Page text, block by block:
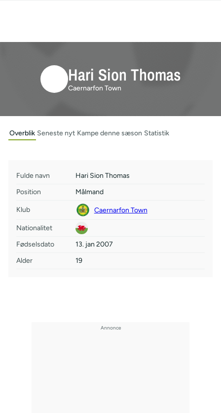
Hari Sion Thomas
Caernarfon Town
Overblik Seneste nyt Kampe denne sæson Statistik
Fulde navn
Hari Sion Thomas
Position
Målmand
Klub Caernarfon Town
Nationalitet
Fødselsdato
13. jan 2007
Alder
19